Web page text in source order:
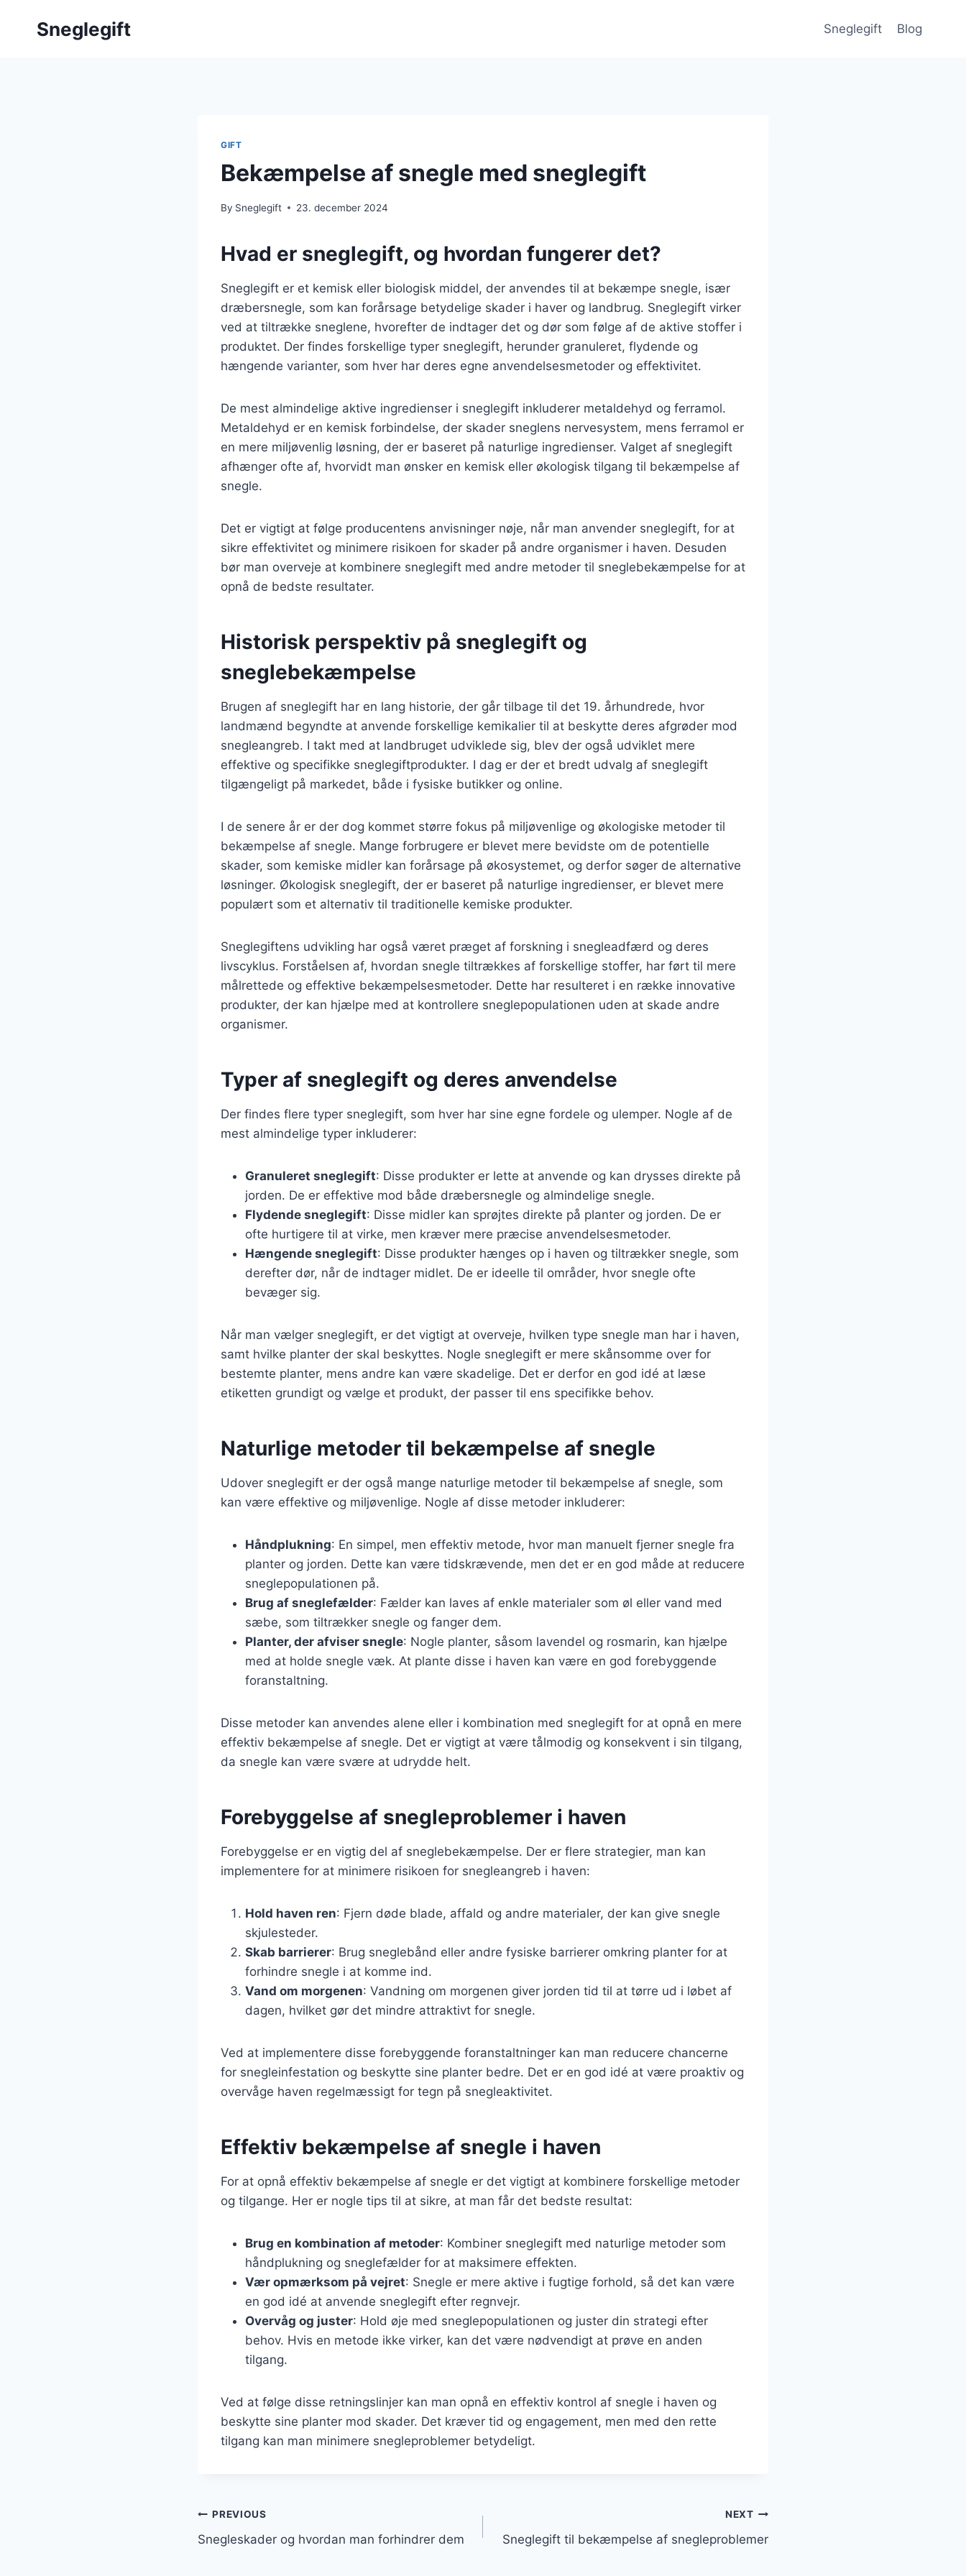
Sneglegift Sneglegift Blog
GIFT
Bekæmpelse af snegle med sneglegift
By Sneglegift 23. december 2024
Hvad er sneglegift, og hvordan fungerer det?
Sneglegift er et kemisk eller biologisk middel, der anvendes til at bekæmpe snegle, især
dræbersnegle, som kan forårsage betydelige skader i haver og landbrug. Sneglegift virker
ved at tiltrække sneglene, hvorefter de indtager det og dør som følge af de aktive stoffer i
produktet. Der findes forskellige typer sneglegift, herunder granuleret, flydende og
hængende varianter, som hver har deres egne anvendelsesmetoder og effektivitet.
De mest almindelige aktive ingredienser i sneglegift inkluderer metaldehyd og ferramol.
Metaldehyd er en kemisk forbindelse, der skader sneglens nervesystem, mens ferramol er
en mere miljøvenlig løsning, der er baseret på naturlige ingredienser. Valget af sneglegift
afhænger ofte af, hvorvidt man ønsker en kemisk eller økologisk tilgang til bekæmpelse af
snegle.
Det er vigtigt at følge producentens anvisninger nøje, når man anvender sneglegift, for at
sikre effektivitet og minimere risikoen for skader på andre organismer i haven. Desuden
bør man overveje at kombinere sneglegift med andre metoder til sneglebekæmpelse for at
opnå de bedste resultater.
Historisk perspektiv på sneglegift og
sneglebekæmpelse
Brugen af sneglegift har en lang historie, der går tilbage til det 19. århundrede, hvor
landmænd begyndte at anvende forskellige kemikalier til at beskytte deres afgrøder mod
snegleangreb. I takt med at landbruget udviklede sig, blev der også udviklet mere
effektive og specifikke sneglegiftprodukter. I dag er der et bredt udvalg af sneglegift
tilgængeligt på markedet, både i fysiske butikker og online.
I de senere år er der dog kommet større fokus på miljøvenlige og økologiske metoder til
bekæmpelse af snegle. Mange forbrugere er blevet mere bevidste om de potentielle
skader, som kemiske midler kan forårsage på økosystemet, og derfor søger de alternative
løsninger. Økologisk sneglegift, der er baseret på naturlige ingredienser, er blevet mere
populært som et alternativ til traditionelle kemiske produkter.
Sneglegiftens udvikling har også været præget af forskning i snegleadfærd og deres
livscyklus. Forståelsen af, hvordan snegle tiltrækkes af forskellige stoffer, har ført til mere
målrettede og effektive bekæmpelsesmetoder. Dette har resulteret i en række innovative
produkter, der kan hjælpe med at kontrollere sneglepopulationen uden at skade andre
organismer.
Typer af sneglegift og deres anvendelse
Der findes flere typer sneglegift, som hver har sine egne fordele og ulemper. Nogle af de
mest almindelige typer inkluderer:
Granuleret sneglegift: Disse produkter er lette at anvende og kan drysses direkte på
jorden. De er effektive mod både dræbersnegle og almindelige snegle.
Flydende sneglegift: Disse midler kan sprøjtes direkte på planter og jorden. De er
ofte hurtigere til at virke, men kræver mere præcise anvendelsesmetoder.
Hængende sneglegift: Disse produkter hænges op i haven og tiltrækker snegle, som
derefter dør, når de indtager midlet. De er ideelle til områder, hvor snegle ofte
bevæger sig.
Når man vælger sneglegift, er det vigtigt at overveje, hvilken type snegle man har i haven,
samt hvilke planter der skal beskyttes. Nogle sneglegift er mere skånsomme over for
bestemte planter, mens andre kan være skadelige. Det er derfor en god idé at læse
etiketten grundigt og vælge et produkt, der passer til ens specifikke behov.
Naturlige metoder til bekæmpelse af snegle
Udover sneglegift er der også mange naturlige metoder til bekæmpelse af snegle, som
kan være effektive og miljøvenlige. Nogle af disse metoder inkluderer:
Håndplukning: En simpel, men effektiv metode, hvor man manuelt fjerner snegle fra
planter og jorden. Dette kan være tidskrævende, men det er en god måde at reducere
sneglepopulationen på.
Brug af sneglefælder: Fælder kan laves af enkle materialer som øl eller vand med
sæbe, som tiltrækker snegle og fanger dem.
Planter, der afviser snegle: Nogle planter, såsom lavendel og rosmarin, kan hjælpe
med at holde snegle væk. At plante disse i haven kan være en god forebyggende
foranstaltning.
Disse metoder kan anvendes alene eller i kombination med sneglegift for at opnå en mere
effektiv bekæmpelse af snegle. Det er vigtigt at være tålmodig og konsekvent i sin tilgang,
da snegle kan være svære at udrydde helt.
Forebyggelse af snegleproblemer i haven
Forebyggelse er en vigtig del af sneglebekæmpelse. Der er flere strategier, man kan
implementere for at minimere risikoen for snegleangreb i haven:
Hold haven ren: Fjern døde blade, affald og andre materialer, der kan give snegle
skjulesteder.
Skab barrierer: Brug sneglebånd eller andre fysiske barrierer omkring planter for at
forhindre snegle i at komme ind.
Vand om morgenen: Vandning om morgenen giver jorden tid til at tørre ud i løbet af
dagen, hvilket gør det mindre attraktivt for snegle.
Ved at implementere disse forebyggende foranstaltninger kan man reducere chancerne
for snegleinfestation og beskytte sine planter bedre. Det er en god idé at være proaktiv og
overvåge haven regelmæssigt for tegn på snegleaktivitet.
Effektiv bekæmpelse af snegle i haven
For at opnå effektiv bekæmpelse af snegle er det vigtigt at kombinere forskellige metoder
og tilgange. Her er nogle tips til at sikre, at man får det bedste resultat:
Brug en kombination af metoder: Kombiner sneglegift med naturlige metoder som
håndplukning og sneglefælder for at maksimere effekten.
Vær opmærksom på vejret: Snegle er mere aktive i fugtige forhold, så det kan være
en god idé at anvende sneglegift efter regnvejr.
Overvåg og juster: Hold øje med sneglepopulationen og juster din strategi efter
behov. Hvis en metode ikke virker, kan det være nødvendigt at prøve en anden
tilgang.
Ved at følge disse retningslinjer kan man opnå en effektiv kontrol af snegle i haven og
beskytte sine planter mod skader. Det kræver tid og engagement, men med den rette
tilgang kan man minimere snegleproblemer betydeligt.
Indlægsnavigation
PREVIOUS
Snegleskader og hvordan man forhindrer dem
NEXT
Sneglegift til bekæmpelse af snegleproblemer